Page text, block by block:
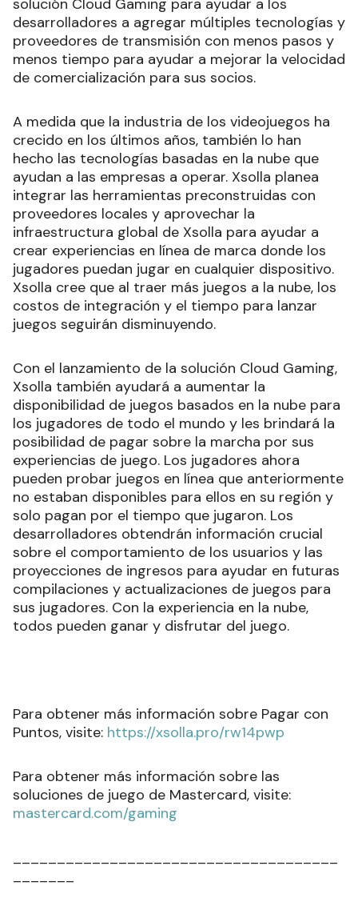
solución Cloud Gaming para ayudar a los
desarrolladores a agregar múltiples tecnologías y
proveedores de transmisión con menos pasos y
menos tiempo para ayudar a mejorar la velocidad
de comercialización para sus socios.
A medida que la industria de los videojuegos ha
crecido en los últimos años, también lo han
hecho las tecnologías basadas en la nube que
ayudan a las empresas a operar. Xsolla planea
integrar las herramientas preconstruidas con
proveedores locales y aprovechar la
infraestructura global de Xsolla para ayudar a
crear experiencias en línea de marca donde los
jugadores puedan jugar en cualquier dispositivo.
Xsolla cree que al traer más juegos a la nube, los
costos de integración y el tiempo para lanzar
juegos seguirán disminuyendo.
Con el lanzamiento de la solución Cloud Gaming,
Xsolla también ayudará a aumentar la
disponibilidad de juegos basados ​​en la nube para
los jugadores de todo el mundo y les brindará la
posibilidad de pagar sobre la marcha por sus
experiencias de juego. Los jugadores ahora
pueden probar juegos en línea que anteriormente
no estaban disponibles para ellos en su región y
solo pagan por el tiempo que jugaron. Los
desarrolladores obtendrán información crucial
sobre el comportamiento de los usuarios y las
proyecciones de ingresos para ayudar en futuras
compilaciones y actualizaciones de juegos para
sus jugadores. Con la experiencia en la nube,
todos pueden ganar y disfrutar del juego.
Para obtener más información sobre Pagar con
Puntos, visite: https://xsolla.pro/rw14pwp
Para obtener más información sobre las
soluciones de juego de Mastercard, visite:
mastercard.com/gaming